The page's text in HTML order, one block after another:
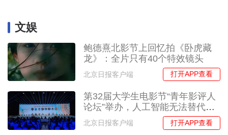
文娱
鲍德熹北影节上回忆拍《卧虎藏
龙》：全片只有40个特效镜头
北京日报客户端 打开APP查看
第32届大学生电影节“青年影评人
论坛”举办，人工智能无法替代专
业影评人的学术判断
北京日报客户端 打开APP查看